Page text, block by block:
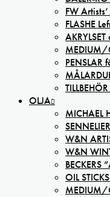
FW
FLASHE
AKRYLSET
MEDIUM/
PENSLAR
OLJA
MICHAEL
W&N
W&N
BECKERS
OIL
MEDIUM/